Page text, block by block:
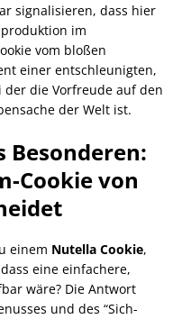
signalisieren, dass hier
im
vom bloßen
einer entschleunigten,
die Vorfreude auf den
der Welt ist.
Besonderen:
Cookie von
einem Nutella Cookie,
eine einfachere,
wäre? Die Antwort
und des “Sich-